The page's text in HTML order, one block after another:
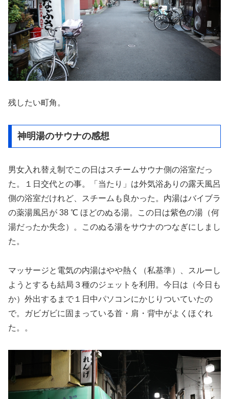
残したい町角。
神明湯のサウナの感想
男女入れ替え制でこの日はスチームサウナ側の浴室だっ
た。１日交代との事。「当たり」は外気浴ありの露天風呂
側の浴室だけれど、スチームも良かった。内湯はバイブラ
の薬湯風呂が 38 ℃ ほどのぬる湯。この日は紫色の湯（何
湯だったか失念）。このぬる湯をサウナのつなぎにしまし
た。
マッサージと電気の内湯はやや熱く（私基準）、スルーし
ようとするも結局３種のジェットを利用。今日は（今日も
か）外出するまで１日中パソコンにかじりついていたの
で。ガビガビに固まっている首・肩・背中がよくほぐれ
た。。